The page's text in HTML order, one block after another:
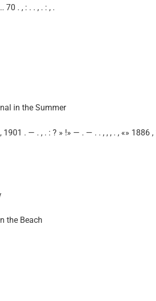
70 . , : . . , . : , .
in the Summer
1901 . — . , . : ? » !» — . — . . , , , . , «» 1886 ,
the Beach